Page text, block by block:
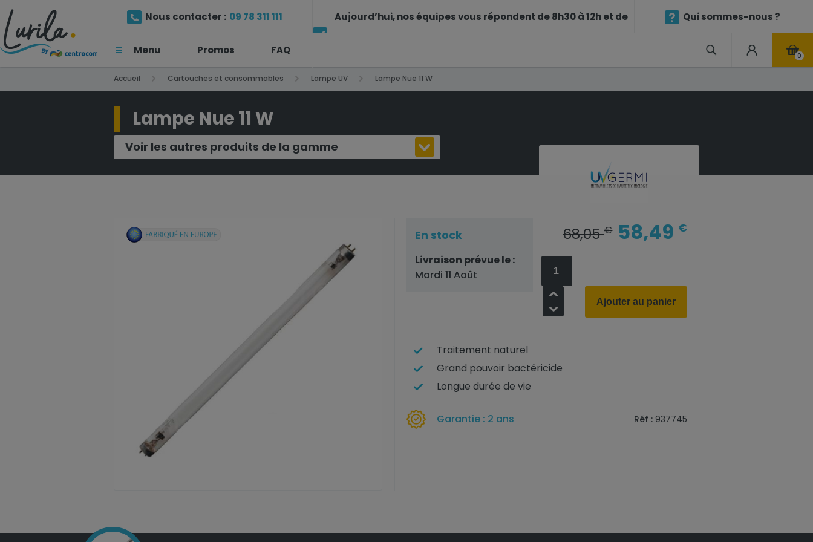
Nous contacter : 09 78 311 111
(Prix d'un appel local)
Aujourd’hui, nos équipes vous répondent de 8h30 à 12h et de Qui sommes-nous ?
Menu Promos FAQ 0
Accueil Cartouches et consommables Lampe UV Lampe Nue 11 W
Lampe Nue 11 W
Voir les autres produits de la gamme
En stock
Livraison prévue le :
Mardi 11 Août
68,05€ 58,49 €
+
Ajouter au panier
Traitement naturel
Grand pouvoir bactéricide
Longue durée de vie
Garantie : 2 ans Réf : 937745